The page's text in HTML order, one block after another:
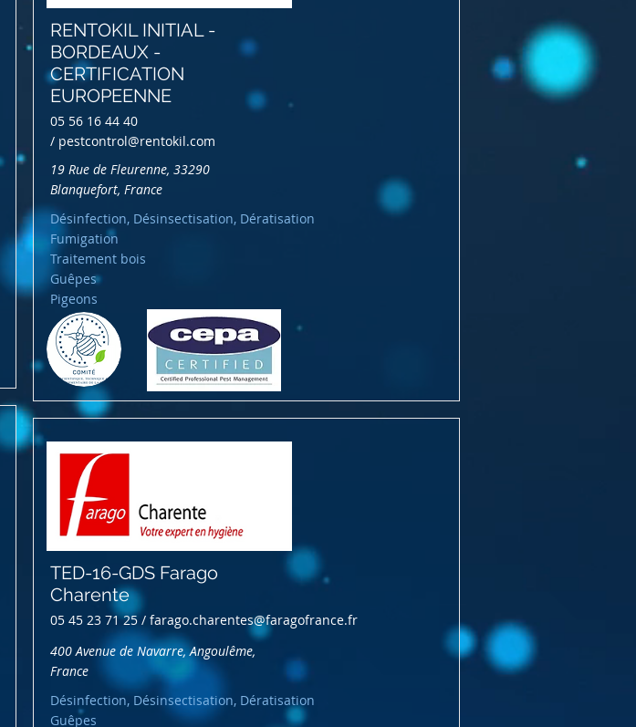
RENTOKIL INITIAL -
BORDEAUX -
CERTIFICATION
EUROPEENNE
05 56 16 44 40
/ pestcontrol@rentokil.com
19 Rue de Fleurenne, 33290
Blanquefort, France
Désinfection, Désinsectisation, Dératisation
Fumigation
Traitement bois
Guêpes
Pigeons
TED-16-GDS Farago
Charente
05 45 23 71 25 / farago.charentes@faragofrance.fr
400 Avenue de Navarre, Angoulême,
France
Désinfection, Désinsectisation, Dératisation
Guêpes